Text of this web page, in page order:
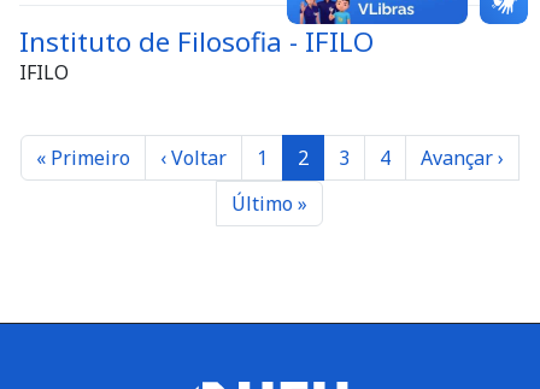
Instituto de Filosofia - IFILO
IFILO
Paginação
Primeira página
« Primeiro Página anterior
‹ Voltar Página
1 Página
2 Página
3 Página
4 Próxima
Avançar ›
Última página
Último »